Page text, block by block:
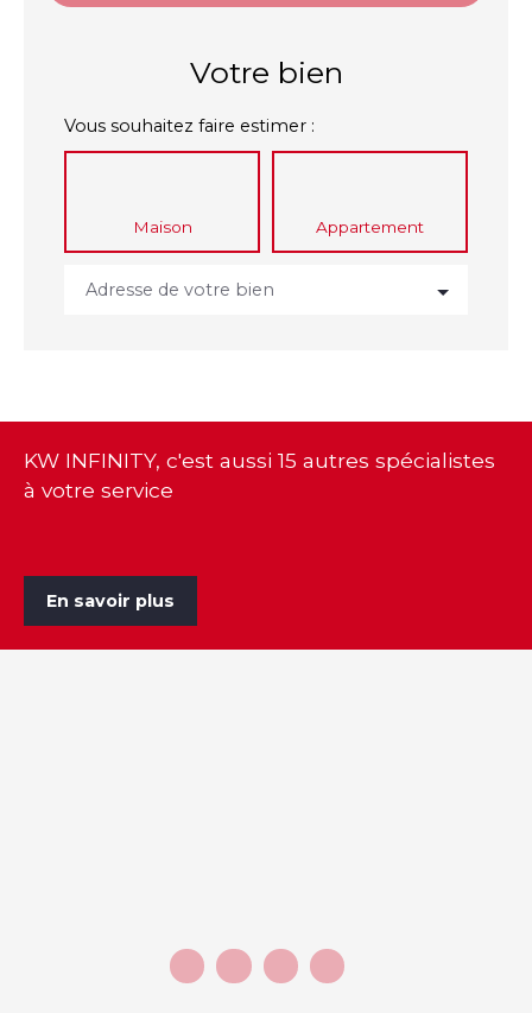
Votre bien
Vous souhaitez faire estimer :
Maison Appartement
Adresse de votre bien
KW INFINITY, c'est aussi 15 autres spécialistes
à votre service
En savoir plus